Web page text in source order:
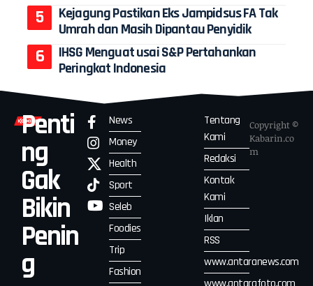
Kejagung Pastikan Eks Jampidsus FA Tak
Umrah dan Masih Dipantau Penyidik
IHSG Menguat usai S&P Pertahankan
Peringkat Indonesia
Penti
ng
Gak
Bikin
Penin
g
News
Money
Health
Sport
Seleb
Foodies
Trip
Fashion
Tentang
Kami
Redaksi
Kontak
Kami
Iklan
RSS
www.antaranews.com
Copyright ©
Kabarin.co
m